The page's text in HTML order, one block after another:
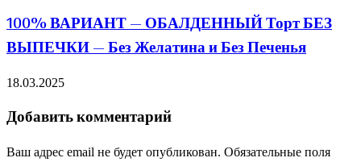
100% ВАРИАНТ — ОБАЛДЕННЫЙ Торт БЕЗ
ВЫПЕЧКИ — Без Желатина и Без Печенья
18.03.2025
Добавить комментарий
Ваш адрес email не будет опубликован. Обязательные поля